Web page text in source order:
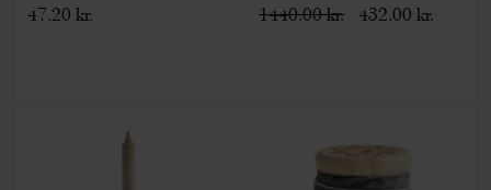
47.20 kr. 1440.00 kr. 432.00 kr.